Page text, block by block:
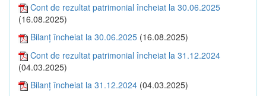
Cont de rezultat patrimonial încheiat la 30.06.2025
(16.08.2025)
Bilanţ încheiat la 30.06.2025 (16.08.2025)
Cont de rezultat patrimonial încheiat la 31.12.2024
(04.03.2025)
Bilanţ încheiat la 31.12.2024 (04.03.2025)